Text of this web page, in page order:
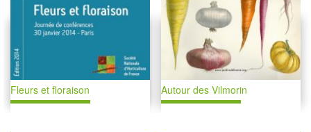
Fleurs et floraison Autour des Vilmorin